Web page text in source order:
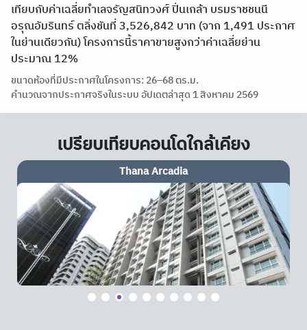
เทียบกับค่าเฉลี่ยทำเลจรัญสนิทวงศ์ ปิ่นเกล้า บรมราชชนนี
อรุณอัมรินทร์ ตลิ่งชันที่ 3,526,842 บาท (จาก 1,491 ประกาศ
ในย่านเดียวกัน) โครงการนี้ราคาขายสูงกว่าค่าเฉลี่ยย่าน
ประมาณ 12%
ขนาดห้องที่มีประกาศในโครงการ: 26–68 ตร.ม.
คำนวณจากประกาศจริงในระบบ อัปเดตล่าสุด 1 สิงหาคม 2569
เปรียบเทียบคอนโดใกล้เคียง
My Condo Pinklao